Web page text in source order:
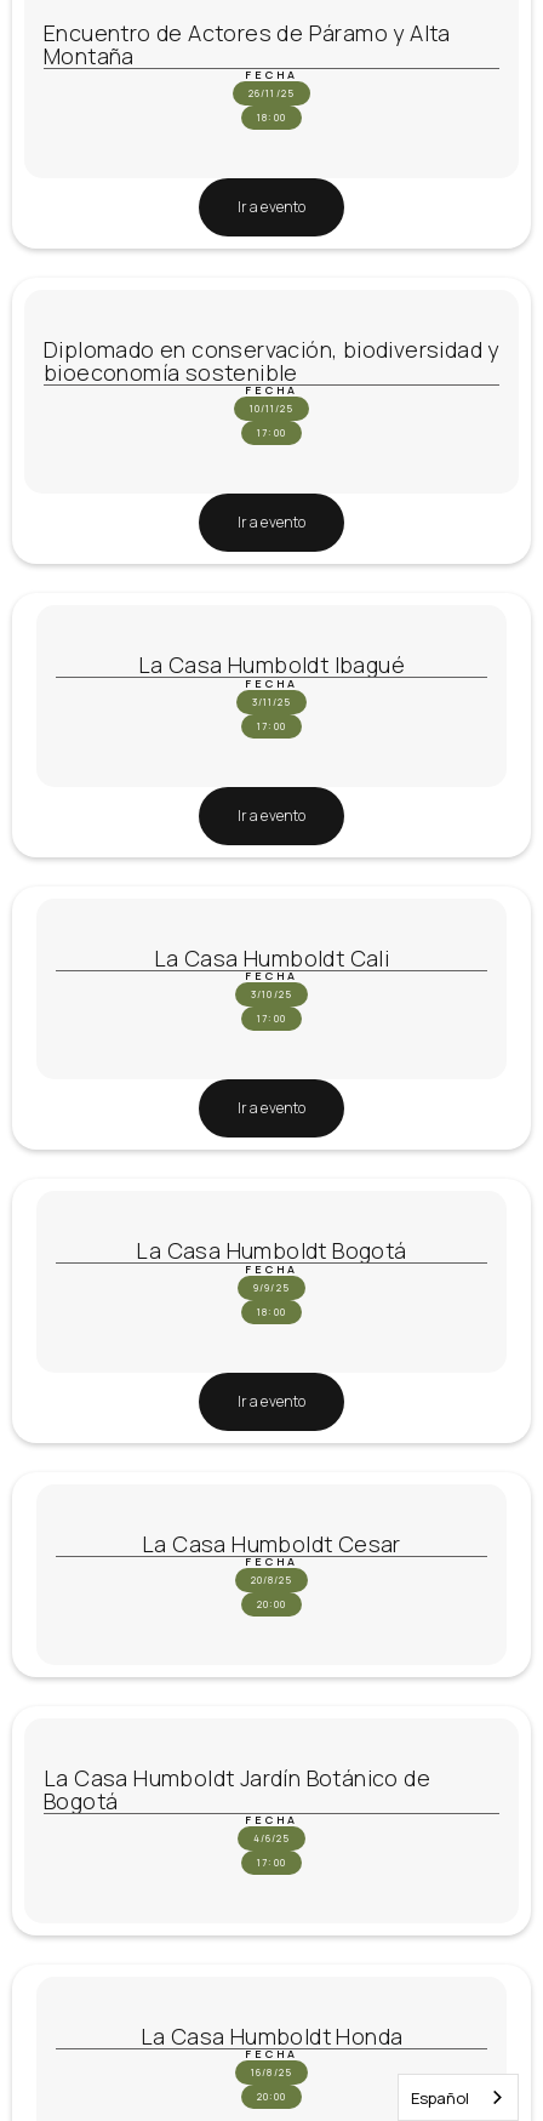
FECHA
26/11/25
18:00
Encuentro de Actores de Páramo y Alta
Montaña
Ir a evento
FECHA
10/11/25
17:00
Diplomado en conservación, biodiversidad y
bioeconomía sostenible
Ir a evento
FECHA
3/11/25
17:00
La Casa Humboldt Ibagué
Ir a evento
FECHA
3/10/25
17:00
La Casa Humboldt Cali
Ir a evento
FECHA
9/9/25
18:00
La Casa Humboldt Bogotá
Ir a evento
FECHA
20/8/25
20:00
La Casa Humboldt Cesar
FECHA
4/6/25
17:00
La Casa Humboldt Jardín Botánico de
Bogotá
FECHA
16/8/25
20:00
La Casa Humboldt Honda
Español